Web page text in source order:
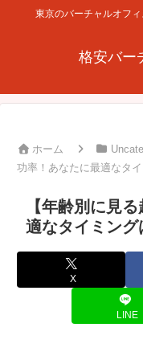
東京のバーチャルオフ
格安バー
ホーム
功率！あなたに最適なタイ
【年齢別に見
適なタイミング
X
LINE